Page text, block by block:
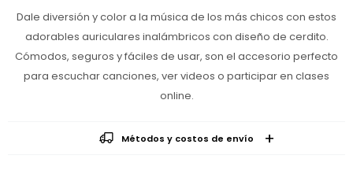
Dale diversión y color a la música de los más chicos con estos
adorables auriculares inalámbricos con diseño de cerdito.
Cómodos, seguros y fáciles de usar, son el accesorio perfecto
para escuchar canciones, ver videos o participar en clases
online.
Métodos y costos de envío